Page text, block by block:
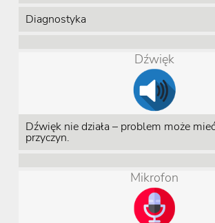
Diagnostyka
Dźwięk
Dźwięk nie działa – problem może
przyczyn.
Mikrofon